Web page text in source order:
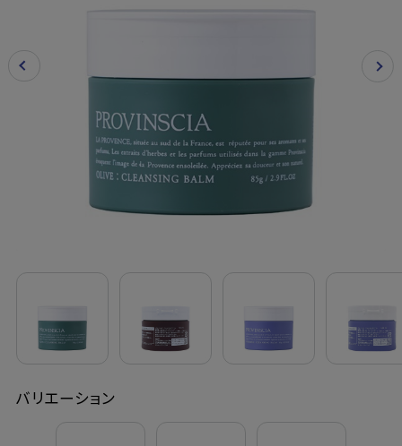
定期購入
よくあるご質問
会員登録でお得
バリエーション